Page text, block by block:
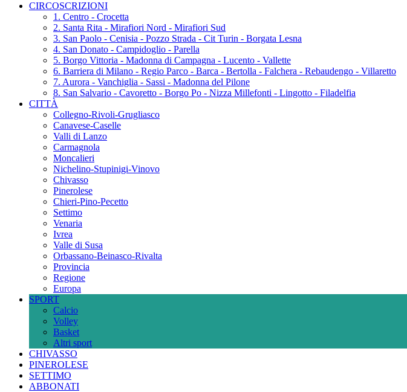
CIRCOSCRIZIONI
1. Centro - Crocetta
2. Santa Rita - Mirafiori Nord - Mirafiori Sud
3. San Paolo - Cenisia - Pozzo Strada - Cit Turin - Borgata Lesna
4. San Donato - Campidoglio - Parella
5. Borgo Vittoria - Madonna di Campagna - Lucento - Vallette
6. Barriera di Milano - Regio Parco - Barca - Bertolla - Falchera - Rebaudengo - Villaretto
7. Aurora - Vanchiglia - Sassi - Madonna del Pilone
8. San Salvario - Cavoretto - Borgo Po - Nizza Millefonti - Lingotto - Filadelfia
CITTÀ
Collegno-Rivoli-Grugliasco
Canavese-Caselle
Valli di Lanzo
Carmagnola
Moncalieri
Nichelino-Stupinigi-Vinovo
Chivasso
Pinerolese
Chieri-Pino-Pecetto
Settimo
Venaria
Ivrea
Valle di Susa
Orbassano-Beinasco-Rivalta
Provincia
Regione
Europa
SPORT
Calcio
Volley
Basket
Altri sport
CHIVASSO
PINEROLESE
SETTIMO
ABBONATI